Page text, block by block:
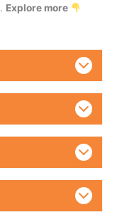
. Explore more